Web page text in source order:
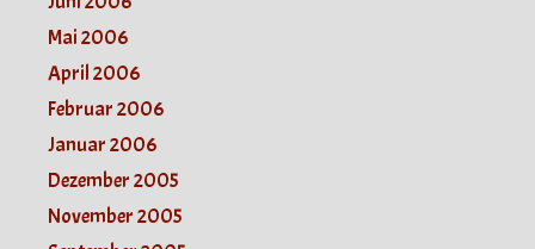
Mai 2006
April 2006
Februar 2006
Januar 2006
Dezember 2005
November 2005